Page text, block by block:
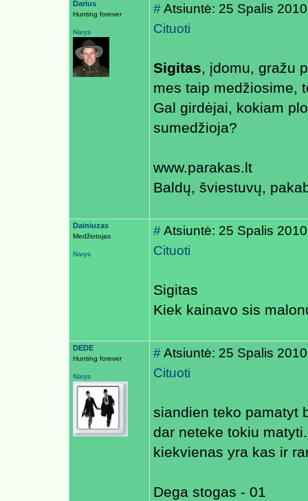
Darius
Hunting forever
Narys
#Atsiuntė: 25 Spalis
Cituoti
Sigitas, įdomu, gražu
mes taip medžiosime,
Gal girdėjai, kokiam
sumedžioja?
www.parakas.lt
Baldų, šviestuvų,
Dainiuzas
Medžiotojas
Narys
#Atsiuntė: 25 Spalis
Cituoti
Sigitas
Kiek kainavo sis
DEDE
Hunting forever
Narys
#Atsiuntė: 25 Spalis
Cituoti
siandien teko pamatyt
dar neteke tokiu
kiekvienas yra kas ir
Dega stogas - 01